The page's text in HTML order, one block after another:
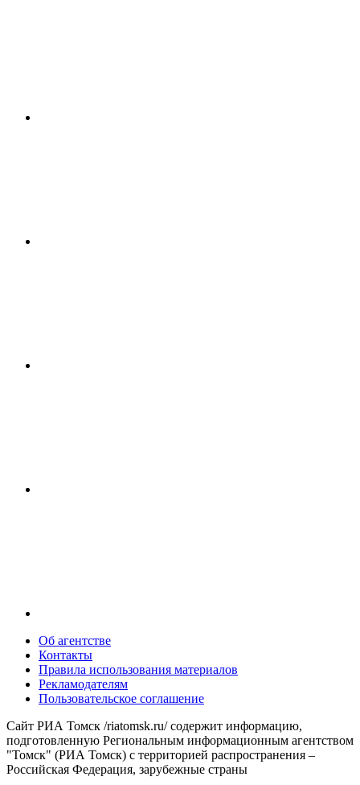
Об агентстве
Контакты
Правила использования материалов
Рекламодателям
Пользовательское соглашение
Сайт РИА Томск /riatomsk.ru/ содержит информацию,
подготовленную Региональным информационным агентством
"Томск" (РИА Томск) с территорией распространения –
Российская Федерация, зарубежные страны